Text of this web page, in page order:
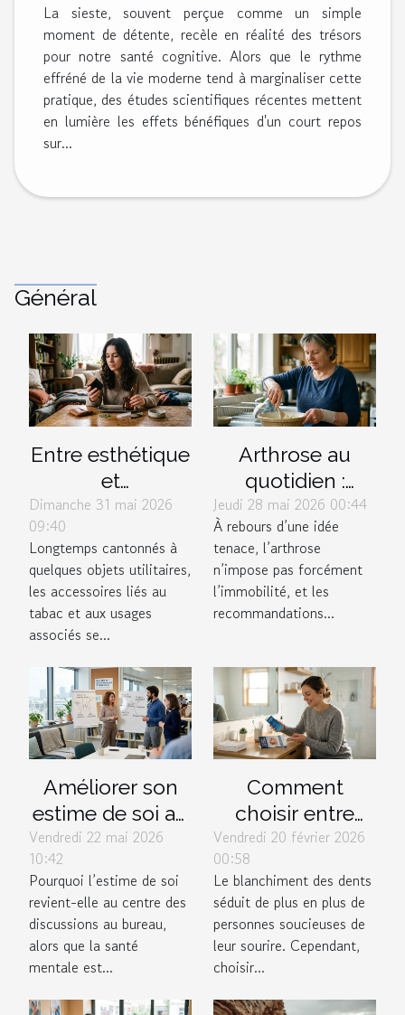
La sieste, souvent perçue comme un simple
moment de détente, recèle en réalité des trésors
pour notre santé cognitive. Alors que le rythme
effréné de la vie moderne tend à marginaliser cette
pratique, des études scientifiques récentes mettent
en lumière les effets bénéfiques d'un court repos
sur...
Général
Entre esthétique
et
fonctionnalité,
que cherchent
vraiment les
fumeurs dans
leurs
accessoires ?
Dimanche 31 mai 2026
09:40
Longtemps cantonnés à
quelques objets utilitaires,
les accessoires liés au
tabac et aux usages
associés se...
Arthrose au
quotidien :
comment
l’activité
physique
recompose la
douleur
Jeudi 28 mai 2026 00:44
À rebours d’une idée
tenace, l’arthrose
n’impose pas forcément
l’immobilité, et les
recommandations...
Améliorer son
estime de soi au
travail : quand
les entreprises
s’engagent
vraiment
Vendredi 22 mai 2026
10:42
Pourquoi l’estime de soi
revient-elle au centre des
discussions au bureau,
alors que la santé
mentale est...
Comment
choisir entre
blanchiment
professionnel et
kits à domicile ?
Vendredi 20 février 2026
00:58
Le blanchiment des dents
séduit de plus en plus de
personnes soucieuses de
leur sourire. Cependant,
choisir...